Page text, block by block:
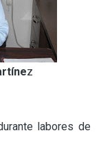
z
labores de